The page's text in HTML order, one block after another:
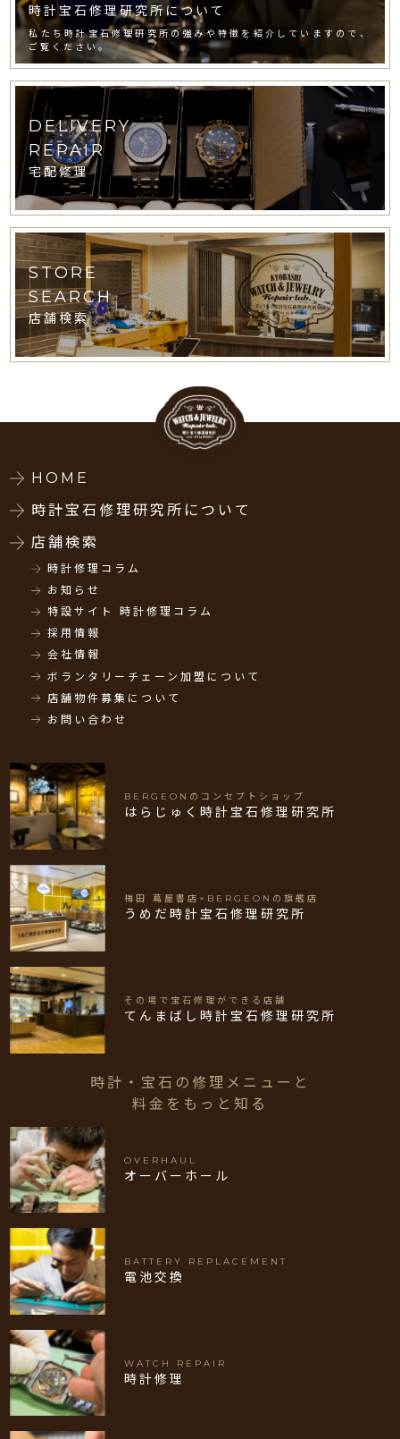
時計宝石修理研究所について
私たち時計宝石修理研究所の強みや特徴を紹介していますので、
ご覧ください。
DELIVERY
REPAIR
宅配修理
STORE
SEARCH
店舗検索
HOME
時計宝石修理研究所について
店舗検索
時計修理コラム
お知らせ
特設サイト 時計修理コラム
採用情報
会社情報
ボランタリーチェーン加盟について
店舗物件募集について
お問い合わせ
BERGEONのコンセプトショップ
はらじゅく時計宝石修理研究所
梅田 蔦屋書店×BERGEONの旗艦店
うめだ時計宝石修理研究所
その場で宝石修理ができる店舗
てんまばし時計宝石修理研究所
時計・宝石の修理メニューと
料金をもっと知る
OVERHAUL
オーバーホール
BATTERY REPLACEMENT
電池交換
WATCH REPAIR
時計修理